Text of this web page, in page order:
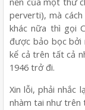
perverti), mà
khác nữa thì gọi
được bảo bọc bởi
kể cả trên tất cả
1946 trở đi.
Xin lỗi, phải nhắc
nhàm tai như trên